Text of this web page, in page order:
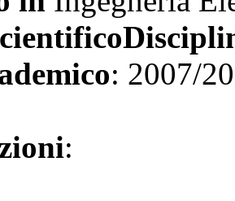
: 2007/
: